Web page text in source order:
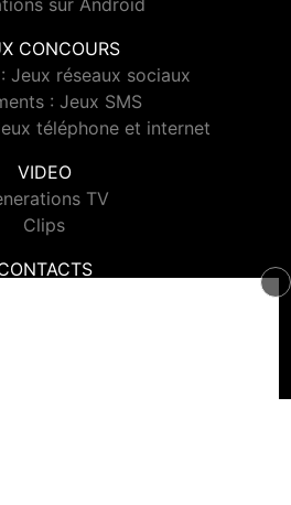
sur Android
CONCOURS
Jeux réseaux sociaux
: Jeux SMS
téléphone et internet
VIDEO
TV
Clips